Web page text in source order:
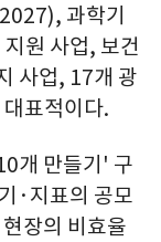
과학기
원 사업, 보건
사업, 17개 광
표적이다.
개 만들기' 구
·지표의 공모
장의 비효율